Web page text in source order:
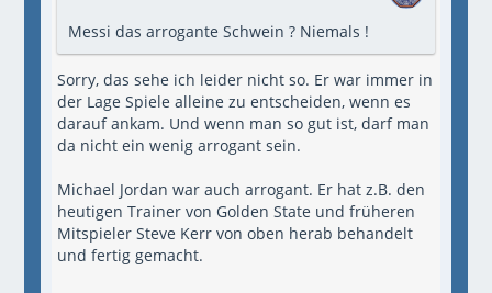
Messi das arrogante Schwein ? Niemals !
Sorry, das sehe ich leider nicht so. Er war immer in
der Lage Spiele alleine zu entscheiden, wenn es
darauf ankam. Und wenn man so gut ist, darf man
da nicht ein wenig arrogant sein.
Michael Jordan war auch arrogant. Er hat z.B. den
heutigen Trainer von Golden State und früheren
Mitspieler Steve Kerr von oben herab behandelt
und fertig gemacht.